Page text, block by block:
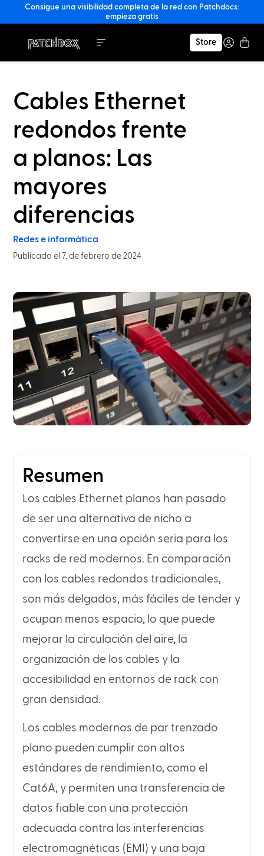
Consigue una visibilidad completa de la red con Patchdocs:
empieza gratis
Store
Cables Ethernet
redondos frente
a planos: Las
mayores
diferencias
Redes e informática
Publicado el 7. de febrero de 2024
Resumen
Los cables Ethernet planos han pasado
de ser una alternativa de nicho a
convertirse en una opción seria para los
racks de red modernos. En comparación
con los cables redondos tradicionales,
son más delgados, más fáciles de tender y
ocupan menos espacio, lo que puede
mejorar la circulación del aire, la
organización de los cables y la
accesibilidad en entornos de rack con
gran densidad.
Los cables modernos de par trenzado
plano pueden cumplir con altos
estándares de rendimiento, como el
Cat6A, y permiten una transferencia de
datos fiable con una protección
adecuada contra las interferencias
electromagnéticas (EMI) y una baja